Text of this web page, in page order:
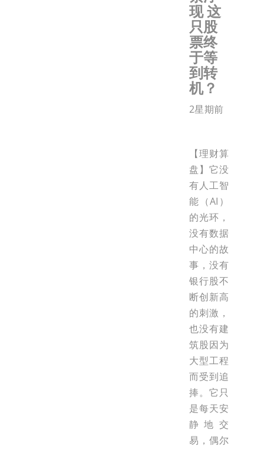
现 这
只股
票终
于等
到转
机？
2星期前
【理财算
盘】它没
有人工智
能（AI）
的光环，
没有数据
中心的故
事，没有
银行股不
断创新高
的刺激，
也没有建
筑股因为
大型工程
而受到追
捧。它只
是每天安
静地交
易，偶尔